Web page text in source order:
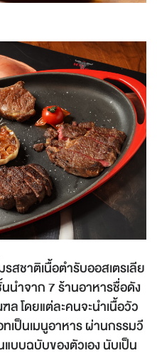
สชาติเนื้อตำรับออสเตรเลีย
นำจาก 7 ร้านอาหารชื่อดัง
ล โดยแต่ละคนจะนำเนื้อวัว
เป็นเมนูอาหาร ผ่านกรรมวี
บบฉบับของตัวเอง นับเป็น